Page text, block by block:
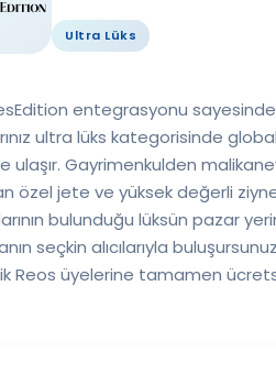
Ultra Lüks
entegrasyonu sayesinde
ultra lüks kategorisinde global
ulaşır. Gayrimenkulden
özel jete ve yüksek değerli
bulunduğu lüksün pazar
seçkin alıcılarıyla
Reos üyelerine tamamen